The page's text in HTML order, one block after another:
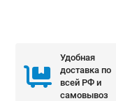
Удобная
доставка по
всей РФ и
самовывоз